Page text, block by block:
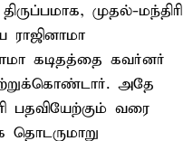
முதல்-மந்திரி
ராஜினாமா
கடிதத்தை கவர்னர்
அதே
பதவியேற்கும் வரை
தொடருமாறு